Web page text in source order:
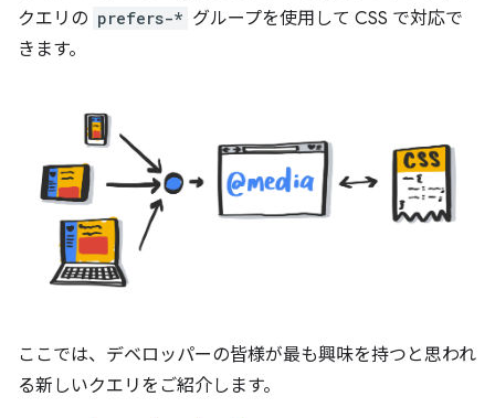
クエリの prefers-* グループを使用して CSS で対応で
きます。
ここでは、デベロッパーの皆様が最も興味を持つと思われ
る新しいクエリをご紹介します。